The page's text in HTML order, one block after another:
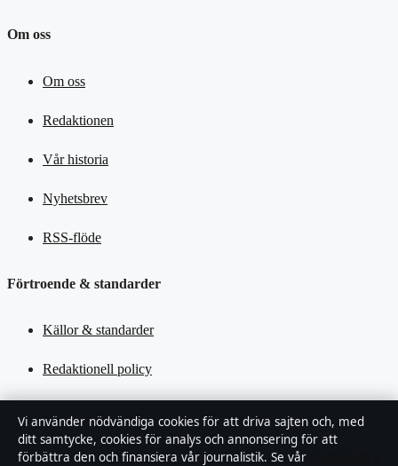
Om oss
Om oss
Redaktionen
Vår historia
Nyhetsbrev
RSS-flöde
Förtroende & standarder
Källor & standarder
Redaktionell policy
Tillgänglighetsredogörelse
Vi använder nödvändiga cookies för att driva sajten och, med
ditt samtycke, cookies för analys och annonsering för att
förbättra den och finansiera vår journalistik. Se vår